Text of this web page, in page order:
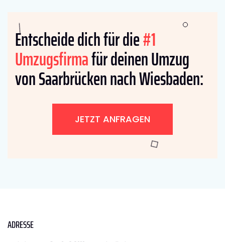
Entscheide dich für die#1
Umzugsfirmafür deinen Umzug
von Saarbrücken nach Wiesbaden:
JETZT ANFRAGEN
ADRESSE